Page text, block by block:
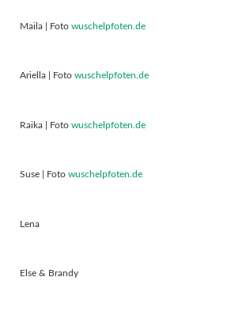
Maila | Foto wuschelpfoten.de
Ariella | Foto wuschelpfoten.de
Raika | Foto wuschelpfoten.de
Suse | Foto wuschelpfoten.de
Lena
Else & Brandy